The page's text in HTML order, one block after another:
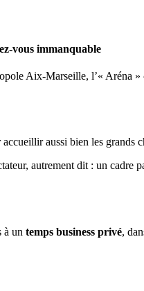
vous immanquable
Aix-Marseille, l’« Aréna
aussi bien les
autrement dit : un
à un temps business privé,